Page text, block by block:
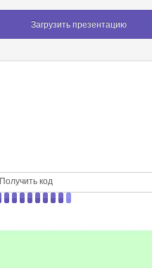
Загрузить презентацию
Получить код